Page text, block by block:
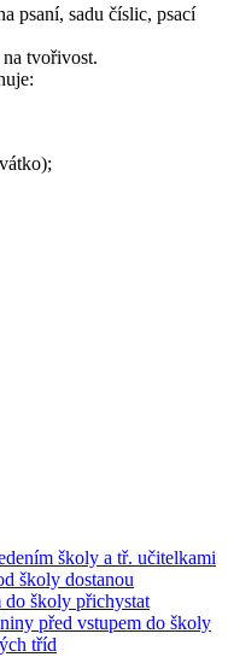
psaní, sadu číslic, psací
tvořivost.
školy a tř. učitelkami
školy dostanou
do školy přichystat
před vstupem do školy
tříd